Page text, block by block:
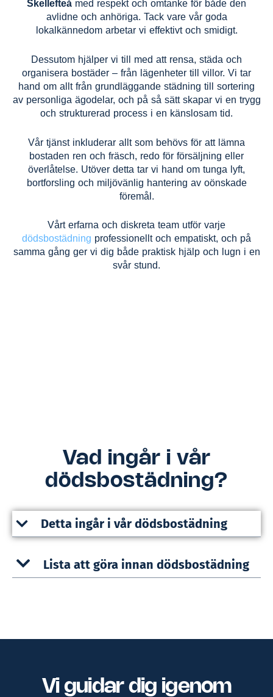
Skellefteå med respekt och omtanke för både den
avlidne och anhöriga. Tack vare vår goda
lokalkännedom arbetar vi effektivt och smidigt.
Dessutom hjälper vi till med att rensa, städa och
organisera bostäder – från lägenheter till villor. Vi tar
hand om allt från grundläggande städning till sortering
av personliga ägodelar, och på så sätt skapar vi en trygg
och strukturerad process i en känslosam tid.
Vår tjänst inkluderar allt som behövs för att lämna
bostaden ren och fräsch, redo för försäljning eller
överlåtelse. Utöver detta tar vi hand om tunga lyft,
bortforsling och miljövänlig hantering av oönskade
föremål.
Vårt erfarna och diskreta team utför varje
dödsbostädning professionellt och empatiskt, och på
samma gång ger vi dig både praktisk hjälp och lugn i en
svår stund.
Vad ingår i vår
dödsbostädning?
Detta ingår i vår dödsbostädning
Lista att göra innan dödsbostädning
Vi guidar dig igenom